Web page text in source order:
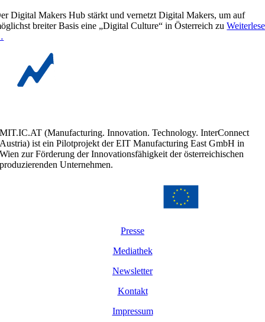
Digital Makers Hub stärkt und vernetzt Digital Makers, um auf
breiter Basis eine „Digital Culture“ in Österreich zu
MIT.IC.AT (Manufacturing. Innovation. Technology. InterConnect
Austria) ist ein Pilotprojekt der EIT Manufacturing East GmbH in
Wien zur Förderung der Innovationsfähigkeit der österreichischen
produzierenden Unternehmen.
Presse
Mediathek
Newsletter
Kontakt
Impressum